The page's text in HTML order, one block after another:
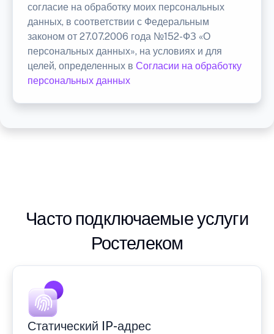
согласие на обработку моих персональных
данных, в соответствии с Федеральным
законом от 27.07.2006 года №152-ФЗ «О
персональных данных», на условиях и для
целей, определенных в Согласии на обработку
персональных данных
Часто подключаемые услуги
Ростелеком
Статический IP-адрес